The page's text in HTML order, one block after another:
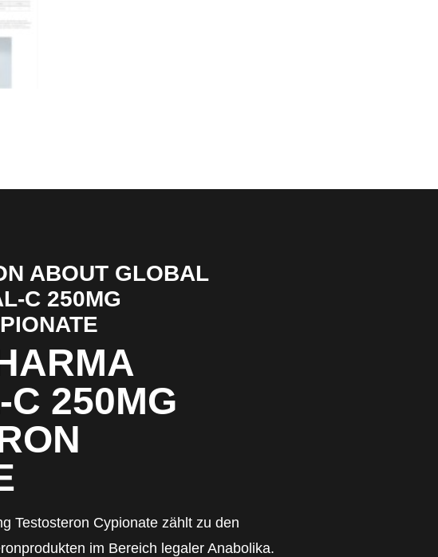
ABOUT GLOBAL
C 250MG
250MG
Testosteron Cypionate zählt zu den
im Bereich legaler Anabolika.